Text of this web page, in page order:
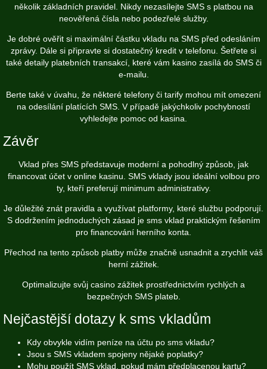
několik základních pravidel. Nikdy nezasílejte SMS s platbou na
neověřená čísla nebo podezřelé služby.
Je dobré ověřit si maximální částku vkladu na SMS před odesláním
zprávy. Dále si připravte si dostatečný kredit v telefonu. Šetřete si
také detaily platebních transakcí, které vám kasino zasílá do SMS či
e-mailu.
Berte také v úvahu, že některé telefony či tarify mohou mít omezení
na odesílání platících SMS. V případě jakýchkoliv pochybností
vyhledejte pomoc od kasina.
Závěr
Vklad přes SMS představuje moderní a pohodlný způsob, jak
financovat účet v online kasinu. SMS vklady jsou ideální volbou pro
ty, kteří preferují minimum administrativy.
Je důležité znát pravidla a využívat platformy, které službu podporují.
S dodržením jednoduchých zásad je sms vklad praktickým řešením
pro financování herního konta.
Přechod na tento způsob platby může značně usnadnit a zrychlit váš
herní zážitek.
Optimalizujte svůj casino zážitek prostřednictvím rychlých a
bezpečných SMS plateb.
Nejčastější dotazy k sms vkladům
Kdy obvykle vidím peníze na účtu po sms vkladu?
Jsou s SMS vkladem spojeny nějaké poplatky?
Mohu použít SMS vklad, pokud mám předplacenou kartu?